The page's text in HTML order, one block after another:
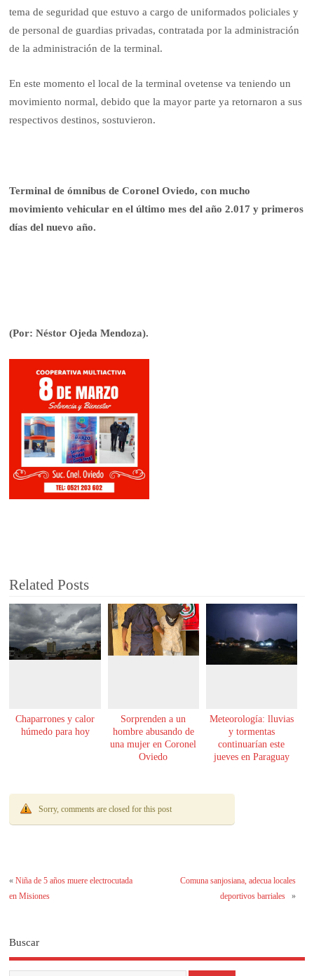
tema de seguridad que estuvo a cargo de uniformados policiales y
de personal de guardias privadas, contratada por la administración
de la administración de la terminal.
En este momento el local de la terminal ovetense va teniendo un
movimiento normal, debido que la mayor parte ya retornaron a sus
respectivos destinos, sostuvieron.
Terminal de ómnibus de Coronel Oviedo, con mucho
movimiento vehicular en el último mes del año 2.017 y primeros
días del nuevo año.
(Por: Néstor Ojeda Mendoza).
Related Posts
Chaparrones y calor
húmedo para hoy
Sorprenden a un
hombre abusando de
una mujer en Coronel
Oviedo
Meteorología: lluvias
y tormentas
continuarían este
jueves en Paraguay
Sorry, comments are closed for this post
«Niña de 5 años muere electrocutada
en Misiones
Comuna sanjosiana, adecua locales
deportivos barriales
»
Buscar